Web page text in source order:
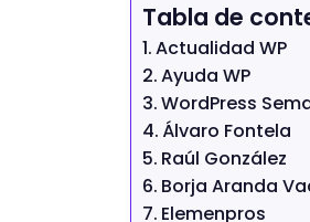
Tabla de
Actualidad WP
Ayuda WP
WordPress
Álvaro Fontela
Raúl González
Borja Aranda
Elemenpros